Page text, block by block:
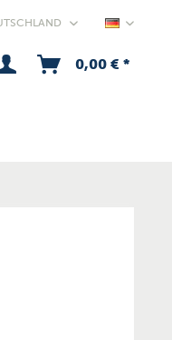
0,00 € *